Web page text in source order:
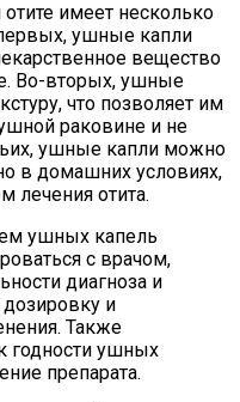
имеет несколько
ушные капли
вещество
Во-вторых, ушные
что позволяет им
раковине и не
ушные капли можно
в домашних условиях,
лечения отита.
ушных капель
с врачом,
диагноза и
и
Также
годности ушных
препарата.